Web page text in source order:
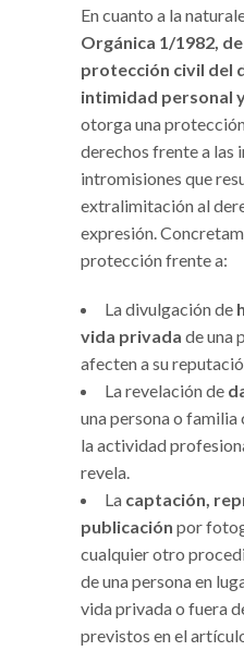
En cuanto a la
Orgánica 1/1982,
protección civil del
intimidad personal
otorga una
derechos frente a las
intromisiones que
extralimitación al
expresión.
protección frente a:
La divulgación de
vida privada de una
afecten a su
La revelación de
una persona o
la actividad
revela.
La captación,
publicación por
cualquier otro
de una persona en
vida privada o fuera
previstos en el